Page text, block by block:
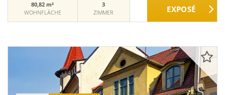
80,82 m²
WOHNFLÄCHE
3
ZIMMER